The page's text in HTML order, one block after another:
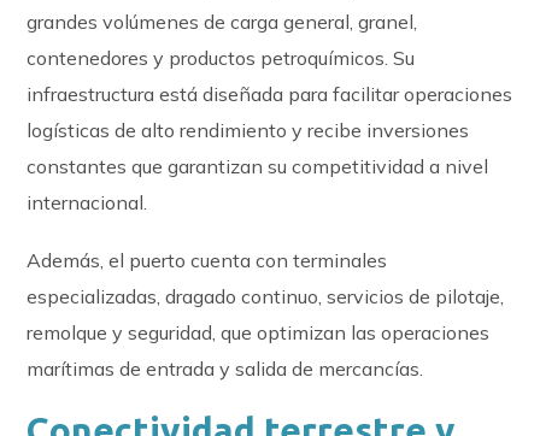
grandes volúmenes de carga general, granel,
contenedores y productos petroquímicos. Su
infraestructura está diseñada para facilitar operaciones
logísticas de alto rendimiento y recibe inversiones
constantes que garantizan su competitividad a nivel
internacional.
Además, el puerto cuenta con terminales
especializadas, dragado continuo, servicios de pilotaje,
remolque y seguridad, que optimizan las operaciones
marítimas de entrada y salida de mercancías.